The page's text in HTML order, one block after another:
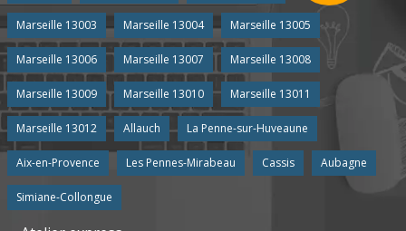
Marseille 13003 Marseille 13004 Marseille 13005
Marseille 13006 Marseille 13007 Marseille 13008
Marseille 13009 Marseille 13010 Marseille 13011
Marseille 13012 Allauch La Penne-sur-Huveaune
Aix-en-Provence Les Pennes-Mirabeau Cassis Aubagne
Simiane-Collongue